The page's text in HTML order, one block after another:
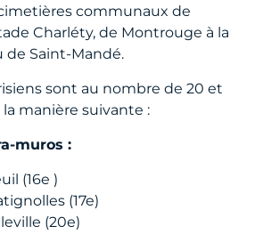
communaux de
Charléty, de Montrouge à la
de Saint-Mandé.
sont au nombre de 20 et
manière suivante :
muros :
(16e )
(17e)
(20e)